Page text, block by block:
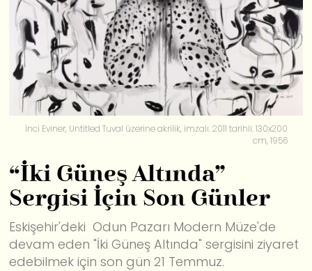
İnci Eviner, Untitled Tuval üzerine akrilik, imzalı. 2011 tarihli. 130x200
cm, 1956
“İki Güneş Altında”
Sergisi İçin Son Günler
Eskişehir'deki Odun Pazarı Modern Müze'de
devam eden "İki Güneş Altında" sergisini ziyaret
edebilmek için son gün 21 Temmuz.